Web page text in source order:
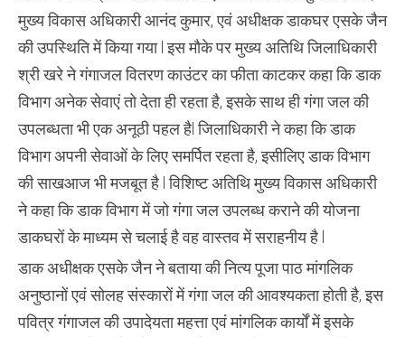
मुख्य विकास अधिकारी आनंद कुमार, एवं अधीक्षक डाकघर एसके जैन
की उपस्थिति में किया गया l इस मौके पर मुख्य अतिथि जिलाधिकारी
श्री खरे ने गंगाजल वितरण काउंटर का फीता काटकर कहा कि डाक
विभाग अनेक सेवाएं तो देता ही रहता है, इसके साथ ही गंगा जल की
उपलब्धता भी एक अनूठी पहल हैl जिलाधिकारी ने कहा कि डाक
विभाग अपनी सेवाओं के लिए समर्पित रहता है, इसीलिए डाक विभाग
की साखआज भी मजबूत है l विशिष्ट अतिथि मुख्य विकास अधिकारी
ने कहा कि डाक विभाग में जो गंगा जल उपलब्ध कराने की योजना
डाकघरों के माध्यम से चलाई है वह वास्तव में सराहनीय है l
डाक अधीक्षक एसके जैन ने बताया की नित्य पूजा पाठ मांगलिक
अनुष्ठानों एवं सोलह संस्कारों में गंगा जल की आवश्यकता होती है, इस
पवित्र गंगाजल की उपादेयता महत्ता एवं मांगलिक कार्यों में इसके